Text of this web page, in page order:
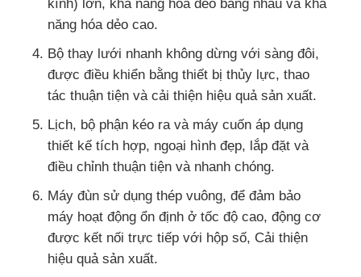
kính) lớn, khả năng hóa dẻo bằng nhau và khả
năng hóa dẻo cao.
Bộ thay lưới nhanh không dừng với sàng đôi,
được điều khiển bằng thiết bị thủy lực, thao
tác thuận tiện và cải thiện hiệu quả sản xuất.
Lịch, bộ phận kéo ra và máy cuốn áp dụng
thiết kế tích hợp, ngoại hình đẹp, lắp đặt và
điều chỉnh thuận tiện và nhanh chóng.
Máy đùn sử dụng thép vuông, để đảm bảo
máy hoạt động ổn định ở tốc độ cao, động cơ
được kết nối trực tiếp với hộp số, Cải thiện
hiệu quả sản xuất.